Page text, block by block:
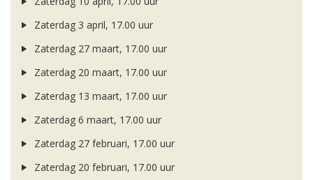
Zaterdag 3 april, 17.00 uur
Zaterdag 27 maart, 17.00 uur
Zaterdag 20 maart, 17.00 uur
Zaterdag 13 maart, 17.00 uur
Zaterdag 6 maart, 17.00 uur
Zaterdag 27 februari, 17.00 uur
Zaterdag 20 februari, 17.00 uur